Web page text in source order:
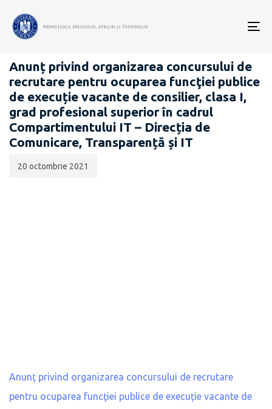
CARIERĂ
Anunț privind organizarea concursului de
recrutare pentru ocuparea funcţiei publice
de execuție vacante de consilier, clasa I,
grad profesional superior în cadrul
Compartimentului IT – Direcția de
Comunicare, Transparență și IT
publicării:
20 octombrie 2021
Anunț privind organizarea concursului de recrutare
pentru ocuparea funcţiei publice de execuție vacante de